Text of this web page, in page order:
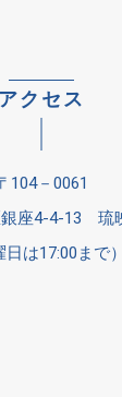
アクセス
104－0061
座4-4-13 琉
日は17:00ま